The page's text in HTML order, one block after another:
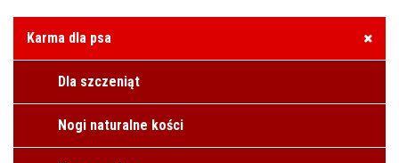
Karma dla psa
Dla szczeniąt
Nogi naturalne kości